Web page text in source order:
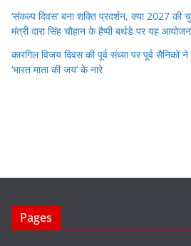
‘संकल्प दिवस’ बना शक्ति प्रदर्शन, क्या 2027 की
मंत्री दारा सिंह चौहान के हैप्पी बर्थडे पर यह
कारगिल विजय दिवस की पूर्व संध्या पर पूर्व सैनिकों
‘भारत माता की जय’ के नारे
Pages